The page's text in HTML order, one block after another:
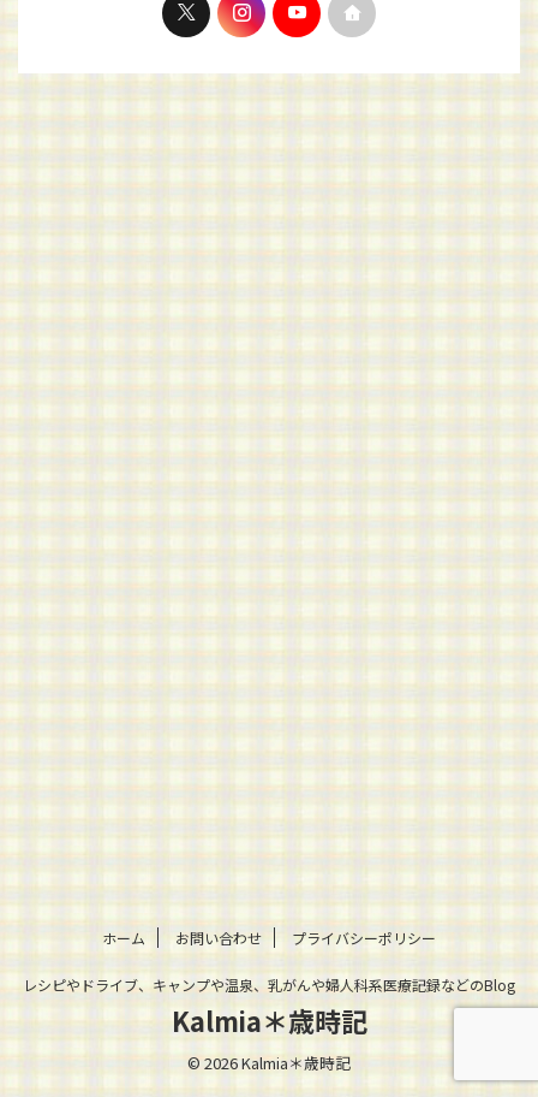
ホーム お問い合わせ プライバシーポリシー
レシピやドライブ、キャンプや温泉、乳がんや婦人科系医療記録などのBlog
Kalmia＊歳時記
© 2026 Kalmia＊歳時記